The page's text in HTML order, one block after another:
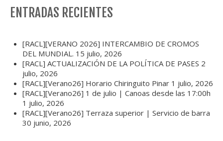
ENTRADAS RECIENTES
[RACL][VERANO 2026] INTERCAMBIO DE CROMOS
DEL MUNDIAL. 15 julio, 2026
[RACL] ACTUALIZACIÓN DE LA POLÍTICA DE PASES 2
julio, 2026
[RACL][Verano26] Horario Chiringuito Pinar 1 julio, 2026
[RACL][Verano26] 1 de julio | Canoas desde las 17:00h
1 julio, 2026
[RACL][Verano26] Terraza superior | Servicio de barra
30 junio, 2026